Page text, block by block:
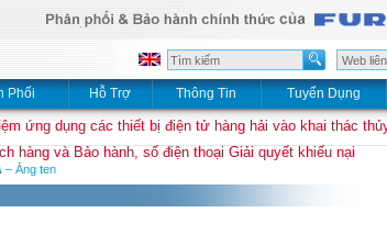
Phối Hỗ Trợ Thông Tin Tuyển Dụng
ứng dụng các thiết bị điện tử hàng hải vào khai thác
hàng và Bảo hành, số điện thoại Giải quyết khiếu nại
– Ăng ten